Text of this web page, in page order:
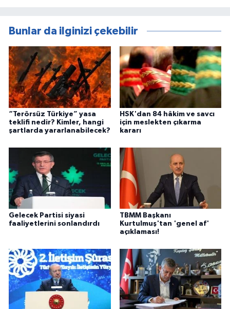
Bunlar da ilginizi çekebilir
“Terörsüz Türkiye” yasa
teklifi nedir? Kimler, hangi
şartlarda yararlanabilecek?
HSK'dan 84 hâkim ve savcı
için meslekten çıkarma
kararı
Gelecek Partisi siyasi
faaliyetlerini sonlandırdı
TBMM Başkanı
Kurtulmuş'tan 'genel af'
açıklaması!